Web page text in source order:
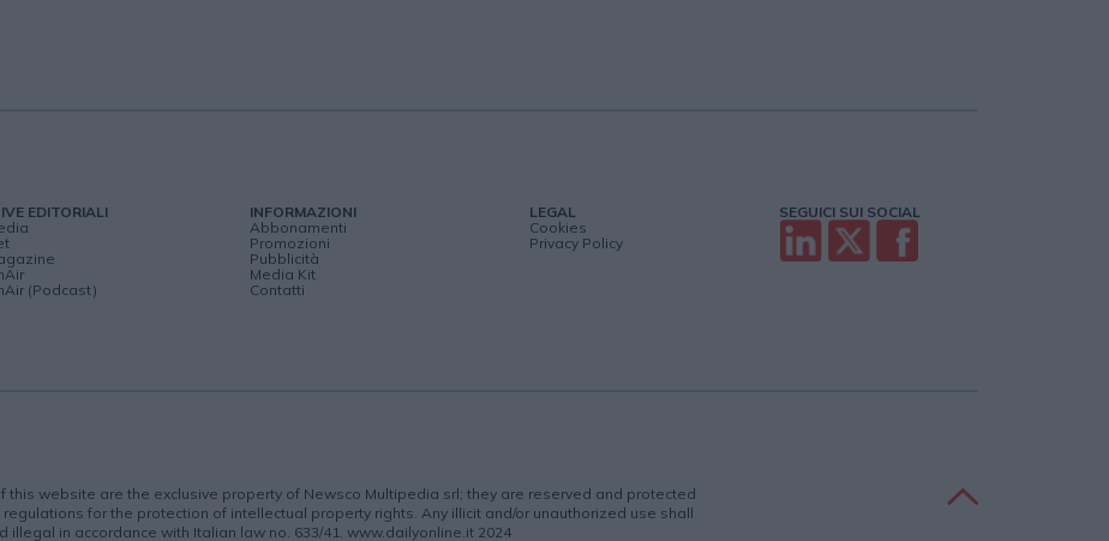
EDITORIALI
(Podcast)
INFORMAZIONI
Abbonamenti
Promozioni
Pubblicità
Media Kit
Contatti
LEGAL
Cookies
Privacy Policy
SEGUICI SUI SOCIAL
this website are the exclusive property of Newsco Multipedia srl; they are reserved and protected
regulations for the protection of intellectual property rights. Any illicit and/or unauthorized use shall
illegal in accordance with Italian law no. 633/41. www.dailyonline.it 2024